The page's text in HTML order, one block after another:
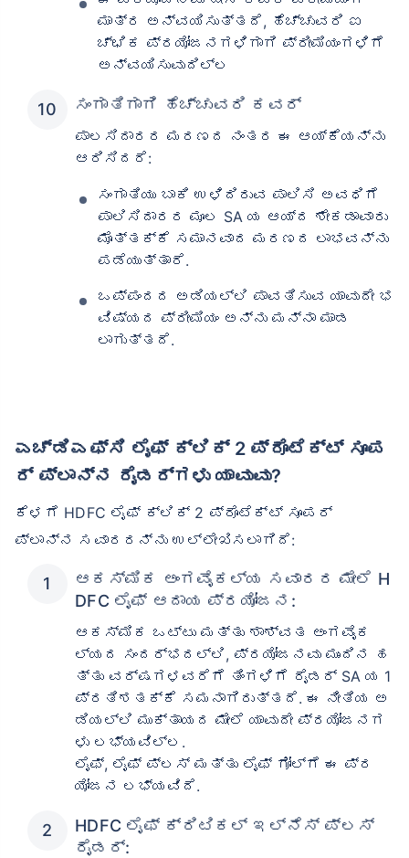
ಮಾತ್ರ ಅನ್ವಯಿಸುತ್ತದೆ, ಹೆಚ್ಚುವರಿ ಐ
ಚ್ಛಿಕ ಪ್ರಯೋಜನಗಳಿಗಾಗಿ ಪ್ರೀಮಿಯಂಗಳಿಗೆ
ಅನ್ವಯಿಸುವುದಿಲ್ಲ
ಸಂಗಾತಿಗಾಗಿ ಹೆಚ್ಚುವರಿ ಕವರ್
ಪಾಲಸಿದಾರರ ಮರಣದ ನಂತರ ಈ ಆಯ್ಕೆಯನ್ನು
ಆರಿಸಿದರೆ:
ಸಂಗಾತಿಯು ಬಾಕಿ ಉಳಿದಿರುವ ಪಾಲಿಸಿ ಅವಧಿಗೆ
ಪಾಲಿಸಿದಾರರ ಮೂಲ SA ಯ ಆಯ್ದ ಶೇಕಡಾವಾರು
ಮೊತ್ತಕ್ಕೆ ಸಮಾನವಾದ ಮರಣದ ಲಾಭವನ್ನು
ಪಡೆಯುತ್ತಾರೆ.
ಒಪ್ಪಂದದ ಅಡಿಯಲ್ಲಿ ಪಾವತಿಸುವ ಯಾವುದೇ ಭ
ವಿಷ್ಯದ ಪ್ರೀಮಿಯಂ ಅನ್ನು ಮನ್ನಾ ಮಾಡ
ಲಾಗುತ್ತದೆ.
ಎಚ್‌ಡಿಎಫ್‌ಸಿ ಲೈಫ್ ಕ್ಲಿಕ್ 2 ಪ್ರೊಟೆಕ್ಟ್ ಸೂಪ
ರ್ ಪ್ಲಾನ್‌ನ ರೈಡರ್‌ಗಳು ಯಾವುವು?
ಕೆಳಗೆ HDFC ಲೈಫ್ ಕ್ಲಿಕ್ 2 ಪ್ರೊಟೆಕ್ಟ್ ಸೂಪರ್
ಪ್ಲಾನ್‌ನ ಸವಾರರನ್ನು ಉಲ್ಲೇಖಿಸಲಾಗಿದೆ:
ಆಕಸ್ಮಿಕ ಅಂಗವೈಕಲ್ಯ ಸವಾರರ ಮೇಲೆ H
DFC ಲೈಫ್ ಆದಾಯ ಪ್ರಯೋಜನ:
ಆಕಸ್ಮಿಕ ಒಟ್ಟು ಮತ್ತು ಶಾಶ್ವತ ಅಂಗವೈಕ
ಲ್ಯದ ಸಂದರ್ಭದಲ್ಲಿ, ಪ್ರಯೋಜನವು ಮುಂದಿನ ಹ
ತ್ತು ವರ್ಷಗಳವರೆಗೆ ತಿಂಗಳಿಗೆ ರೈಡರ್ SA ಯ 1
ಪ್ರತಿಶತಕ್ಕೆ ಸಮನಾಗಿರುತ್ತದೆ. ಈ ನೀತಿಯ ಅ
ಡಿಯಲ್ಲಿ ಮುಕ್ತಾಯದ ಮೇಲೆ ಯಾವುದೇ ಪ್ರಯೋಜನಗ
ಳು ಲಭ್ಯವಿಲ್ಲ.
ಲೈಫ್, ಲೈಫ್ ಪ್ಲಸ್ ಮತ್ತು ಲೈಫ್ ಗೋಲ್‌ಗೆ ಈ ಪ್ರ
ಯೋಜನ ಲಭ್ಯವಿದೆ.
HDFC ಲೈಫ್ ಕ್ರಿಟಿಕಲ್ ಇಲ್ನೆಸ್ ಪ್ಲಸ್
ರೈಡರ್: